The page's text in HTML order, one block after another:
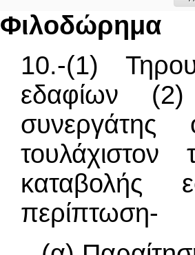
Φιλοδώρημα
10.-(1)
εδαφίων (2)
συνεργάτης
καταβολής
περίπτωση-